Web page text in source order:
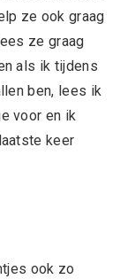
ze ook graag
ze graag
als ik tijdens
ben, lees ik
voor en ik
keer
ook zo